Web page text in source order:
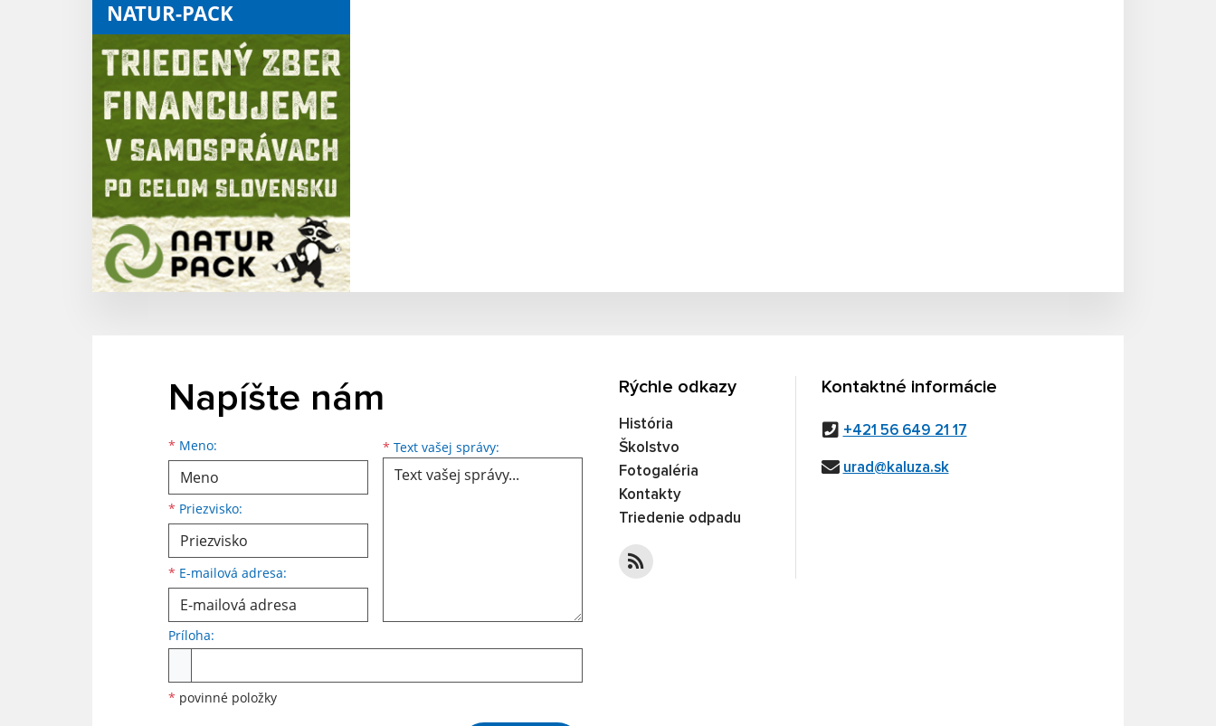
NATUR-PACK
Napíšte nám
* Meno:
Meno
* Priezvisko:
Priezvisko
* E-mailová adresa:
E-mailová adresa * Text vašej správy: Text vašej správy...
Príloha:
* povinné položky
Rýchle odkazy
História
Školstvo
Fotogaléria
Kontakty
Triedenie odpadu
Kontaktné informácie
+421 56 649 21 17
urad@kaluza.sk